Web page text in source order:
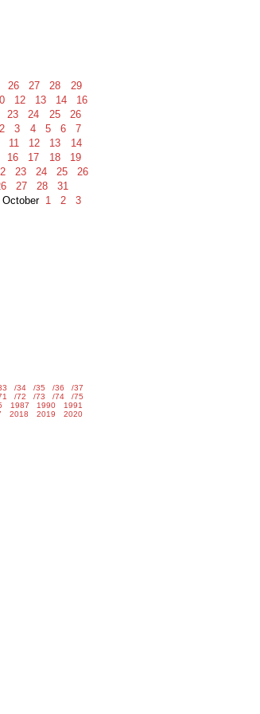
26 27 28
29
12 13 14
16
23 24 25
26
3 4 5 6
7
11 12 13
14
16 17 18
19
23 24 25
26
27 28
31
1 2
3
/34 /35 /36
/37
/72 /73 /74
/75
1987 1990
1991
2018 2019
2020